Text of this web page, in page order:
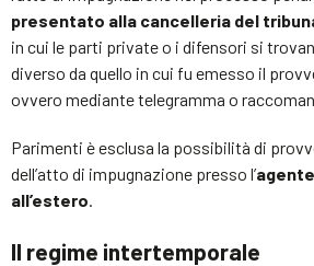
presentato alla cancelleria del
in cui le parti private o i difensori si
diverso da quello in cui fu emesso il
ovvero mediante telegramma o
Parimenti è esclusa la possibilità di
dell’atto di impugnazione presso l’
all’estero.
Il regime intertemporale